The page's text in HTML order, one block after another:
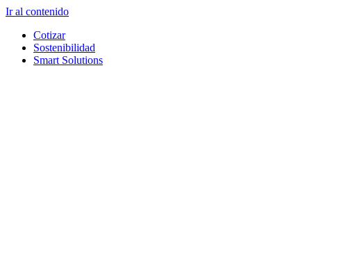
Ir al contenido
Cotizar
Sostenibilidad
Smart Solutions